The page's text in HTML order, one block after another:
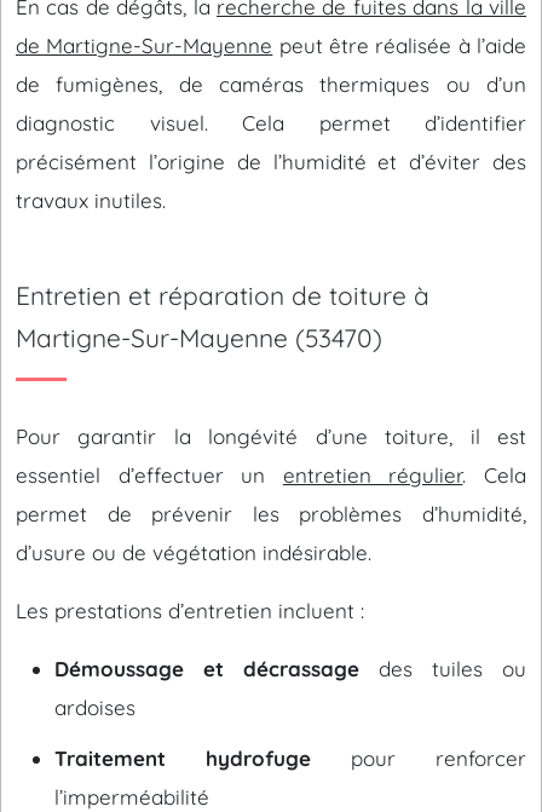
En cas de dégâts, la recherche de fuites dans la ville
de Martigne-Sur-Mayenne peut être réalisée à l’aide
de fumigènes, de caméras thermiques ou d’un
diagnostic visuel. Cela permet d’identifier
précisément l’origine de l’humidité et d’éviter des
travaux inutiles.
Entretien et réparation de toiture à
Martigne-Sur-Mayenne (53470)
Pour garantir la longévité d’une toiture, il est
essentiel d’effectuer un entretien régulier. Cela
permet de prévenir les problèmes d’humidité,
d’usure ou de végétation indésirable.
Les prestations d’entretien incluent :
Démoussage et décrassage des tuiles ou
ardoises
Traitement hydrofuge pour renforcer
l’imperméabilité